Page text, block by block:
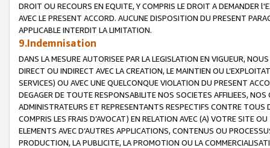
DROIT OU RECOURS EN EQUITE, Y COMPRIS LE DROIT A DEMANDER
AVEC LE PRESENT ACCORD. AUCUNE DISPOSITION DU PRESENT
APPLICABLE INTERDIT LA LIMITATION.
9.Indemnisation
DANS LA MESURE AUTORISEE PAR LA LEGISLATION EN VIGUEUR,
DIRECT OU INDIRECT AVEC LA CREATION, LE MAINTIEN OU
SERVICES) OU AVEC UNE QUELCONQUE VIOLATION DU PRESENT
DEGAGER DE TOUTE RESPONSABILITE NOS SOCIETES AFFILIEES,
ADMINISTRATEURS ET REPRESENTANTS RESPECTIFS CONTRE
COMPRIS LES FRAIS D’AVOCAT) EN RELATION AVEC (A) VOTRE SITE
ELEMENTS AVEC D’AUTRES APPLICATIONS, CONTENUS OU
PRODUCTION, LA PUBLICITE, LA PROMOTION OU LA